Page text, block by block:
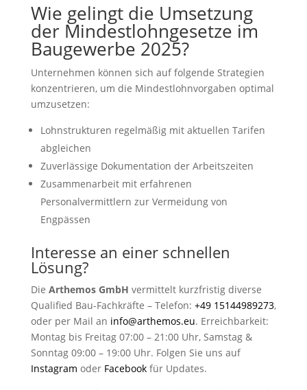
Wie gelingt die Umsetzung
der Mindestlohngesetze im
Baugewerbe 2025?
Unternehmen können sich auf folgende Strategien
konzentrieren, um die Mindestlohnvorgaben optimal
umzusetzen:
Lohnstrukturen regelmäßig mit aktuellen Tarifen
abgleichen
Zuverlässige Dokumentation der Arbeitszeiten
Zusammenarbeit mit erfahrenen
Personalvermittlern zur Vermeidung von
Engpässen
Interesse an einer schnellen
Lösung?
Die Arthemos GmbH vermittelt kurzfristig diverse
Qualified Bau-Fachkräfte – Telefon: +49 15144989273,
oder per Mail an info@arthemos.eu. Erreichbarkeit:
Montag bis Freitag 07:00 – 21:00 Uhr, Samstag &
Sonntag 09:00 – 19:00 Uhr. Folgen Sie uns auf
Instagram oder Facebookfür Updates.